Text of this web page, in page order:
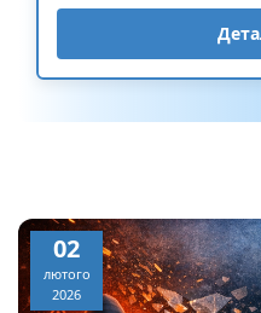
02
лютого
2026